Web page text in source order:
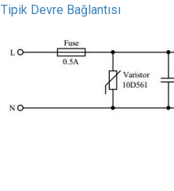
Tipik Devre Bağlantısı